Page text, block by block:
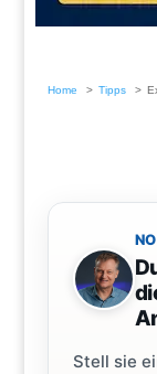
Home Tipps
Stell sie